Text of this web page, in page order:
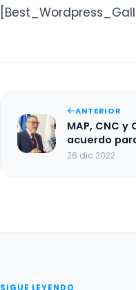
ANTERIOR
MAP, CNC y
acuerdo
resultados
26 dic 2022
SIGUE LEYENDO